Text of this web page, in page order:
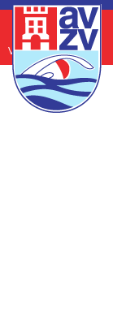
Veelgestelde vragen